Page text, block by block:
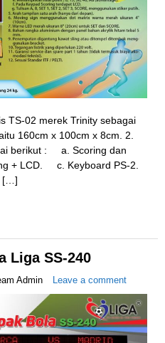
TS-02 merek Trinity sebagai
160cm x 100cm x 8cm. 2.
berikut : a. Scoring dan
+ LCD. c. Keyboard PS-2.
[…]
Liga SS-240
Admin Leave a comment